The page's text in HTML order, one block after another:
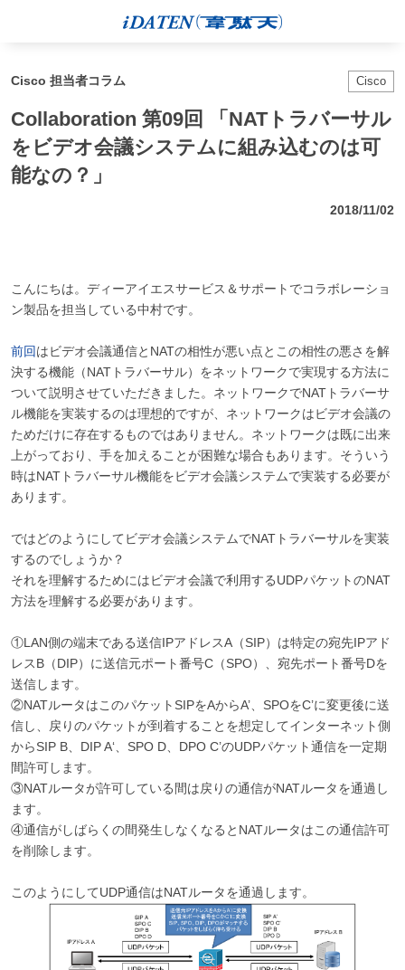
Cisco 担当者コラム Cisco
Collaboration 第09回 「NATトラバーサル
をビデオ会議システムに組み込むのは可
能なの？」
2018/11/02
こんにちは。ディーアイエスサービス＆サポートでコラボレーショ
ン製品を担当している中村です。
前回はビデオ会議通信とNATの相性が悪い点とこの相性の悪さを解
決する機能（NATトラバーサル）をネットワークで実現する方法に
ついて説明させていただきました。ネットワークでNATトラバーサ
ル機能を実装するのは理想的ですが、ネットワークはビデオ会議の
ためだけに存在するものではありません。ネットワークは既に出来
上がっており、手を加えることが困難な場合もあります。そういう
時はNATトラバーサル機能をビデオ会議システムで実装する必要が
あります。
ではどのようにしてビデオ会議システムでNATトラバーサルを実装
するのでしょうか？
それを理解するためにはビデオ会議で利用するUDPパケットのNAT
方法を理解する必要があります。
①LAN側の端末である送信IPアドレスA（SIP）は特定の宛先IPアド
レスB（DIP）に送信元ポート番号C（SPO）、宛先ポート番号Dを
送信します。
②NATルータはこのパケットSIPをAからA’、SPOをC’に変更後に送
信し、戻りのパケットが到着することを想定してインターネット側
からSIP B、DIP A‘、SPO D、DPO C’のUDPパケット通信を一定期
間許可します。
③NATルータが許可している間は戻りの通信がNATルータを通過し
ます。
④通信がしばらくの間発生しなくなるとNATルータはこの通信許可
を削除します。
このようにしてUDP通信はNATルータを通過します。